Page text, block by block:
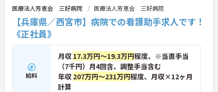
医療法人芳恵会 三好病院 医療法人芳恵会 三好病院
【兵庫県／西宮市】病院での看護助手求人です！
《正社員》
給料
月収 17.3万円～19.3万円程度、※当直手当
（7千円）月4回含、調整手当含む
年収 207万円～231万円程度、月収×12ヶ月
計算